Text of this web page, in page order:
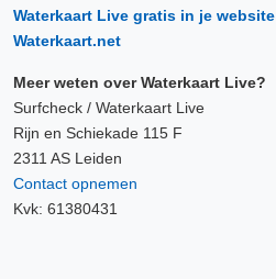
Waterkaart Live gratis in je website
Waterkaart.net
Meer weten over Waterkaart Live?
Surfcheck / Waterkaart Live
Rijn en Schiekade 115 F
2311 AS Leiden
Contact opnemen
Kvk: 61380431